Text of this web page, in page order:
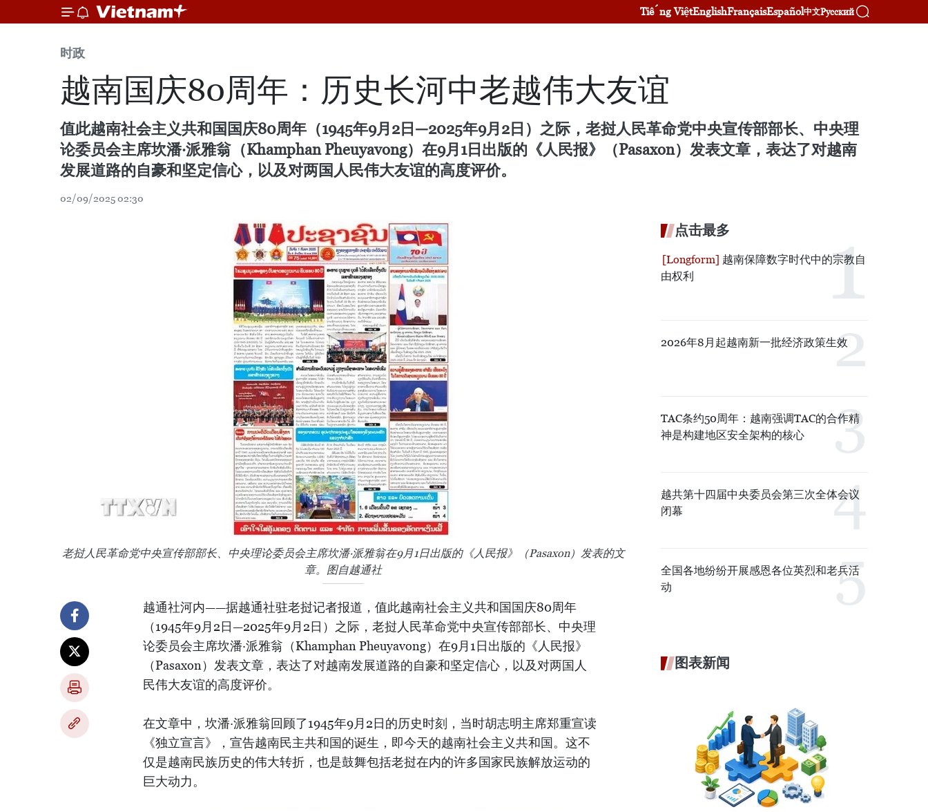
Tiếng ViệtEnglishFrançaisEspañol中文Русский
时政
越南国庆80周年：历史长河中老越伟大友谊
值此越南社会主义共和国国庆80周年（1945年9月2日—2025年9月2日）之际，老挝人民革命党中央宣传部部长、中央理
论委员会主席坎潘·派雅翁（Khamphan Pheuyavong）在9月1日出版的《人民报》（Pasaxon）发表文章，表达了对越南
发展道路的自豪和坚定信心，以及对两国人民伟大友谊的高度评价。
02/09/2025 02:30
老挝人民革命党中央宣传部部长、中央理论委员会主席坎潘·派雅翁在9月1日出版的《人民报》（Pasaxon）发表的文
章。图自越通社
越通社河内——据越通社驻老挝记者报道，值此越南社会主义共和国国庆80周年
（1945年9月2日—2025年9月2日）之际，老挝人民革命党中央宣传部部长、中央理
论委员会主席坎潘·派雅翁（Khamphan Pheuyavong）在9月1日出版的《人民报》
（Pasaxon）发表文章，表达了对越南发展道路的自豪和坚定信心，以及对两国人
民伟大友谊的高度评价。
在文章中，坎潘·派雅翁回顾了1945年9月2日的历史时刻，当时胡志明主席郑重宣读
《独立宣言》，宣告越南民主共和国的诞生，即今天的越南社会主义共和国。这不
仅是越南民族历史的伟大转折，也是鼓舞包括老挝在内的许多国家民族解放运动的
巨大动力。
点击最多
越南保障数字时代中的宗教自
由权利
2026年8月起越南新一批经济政策生效
TAC条约50周年：越南强调TAC的合作精
神是构建地区安全架构的核心
越共第十四届中央委员会第三次全体会议
闭幕
全国各地纷纷开展感恩各位英烈和老兵活
动
图表新闻